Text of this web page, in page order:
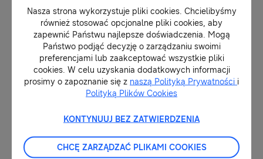
16-02-2026
3 sposoby na to jak miłośnicy
zwierząt mogą ułatwić sobie
życie.
19-07-2023
1
Nasza strona wykorzystuje pliki cookies. Chcielibyśmy
również stosować opcjonalne pliki cookies, aby
zapewnić Państwu najlepsze doświadczenia. Mogą
Państwo podjąć decyzję o zarządzaniu swoimi
preferencjami lub zaakceptować wszystkie pliki
cookies. W celu uzyskania dodatkowych informacji
prosimy o zapoznanie się z naszą Polityką Prywatności i
Polityką Plików Cookies
KONTYNUUJ BEZ ZATWIERDZENIA
CHCĘ ZARZĄDZAĆ PLIKAMI COOKIES